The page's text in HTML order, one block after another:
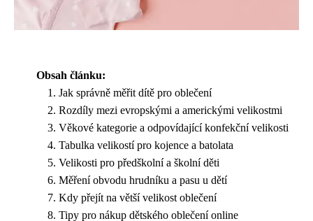
Obsah článku:
Jak správně měřit dítě pro oblečení
Rozdíly mezi evropskými a americkými velikostmi
Věkové kategorie a odpovídající konfekční velikosti
Tabulka velikostí pro kojence a batolata
Velikosti pro předškolní a školní děti
Měření obvodu hrudníku a pasu u dětí
Kdy přejít na větší velikost oblečení
Tipy pro nákup dětského oblečení online